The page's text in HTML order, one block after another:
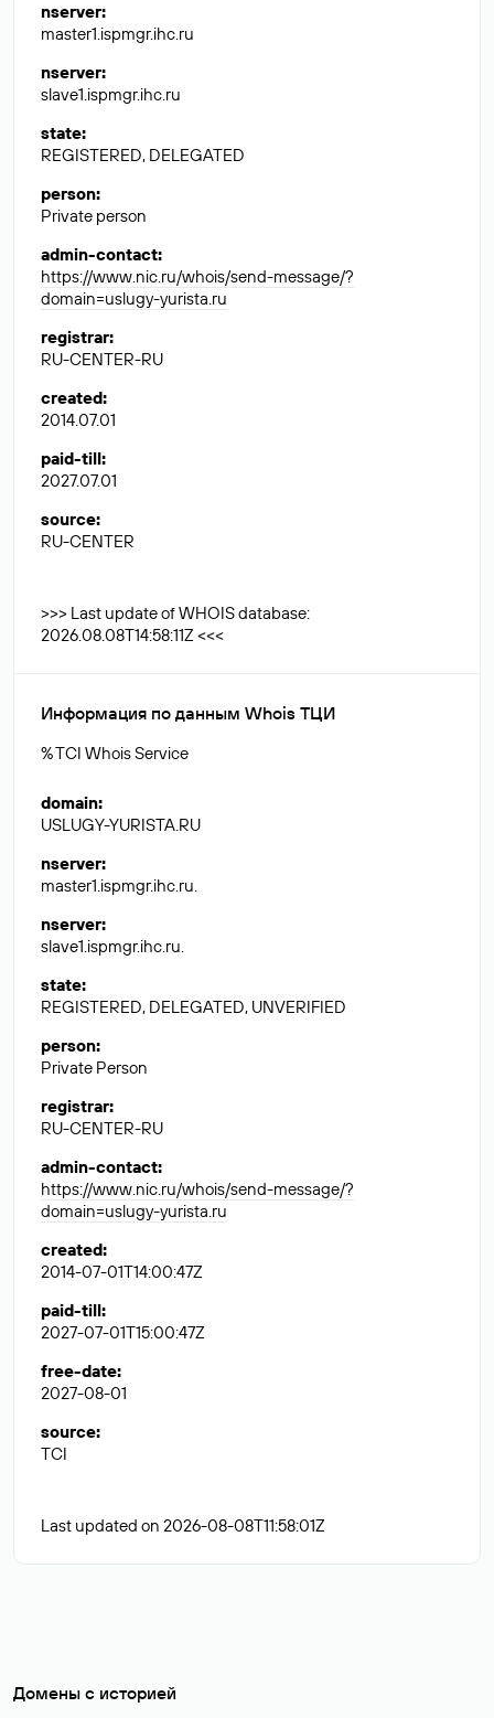
nserver:
master1.ispmgr.ihc.ru
nserver:
slave1.ispmgr.ihc.ru
state:
REGISTERED, DELEGATED
person:
Private person
admin-contact:
https://www.nic.ru/whois/send-message/?
domain=uslugy-yurista.ru
registrar:
RU-CENTER-RU
created:
2014.07.01
paid-till:
2027.07.01
source:
RU-CENTER
>>> Last update of WHOIS database:
2026.08.08T14:58:11Z <<<
Информация по данным Whois ТЦИ
% TCI Whois Service
domain:
USLUGY-YURISTA.RU
nserver:
master1.ispmgr.ihc.ru.
nserver:
slave1.ispmgr.ihc.ru.
state:
REGISTERED, DELEGATED, UNVERIFIED
person:
Private Person
registrar:
RU-CENTER-RU
admin-contact:
https://www.nic.ru/whois/send-message/?
domain=uslugy-yurista.ru
created:
2014-07-01T14:00:47Z
paid-till:
2027-07-01T15:00:47Z
free-date:
2027-08-01
source:
TCI
Last updated on 2026-08-08T11:58:01Z
Домены с историей